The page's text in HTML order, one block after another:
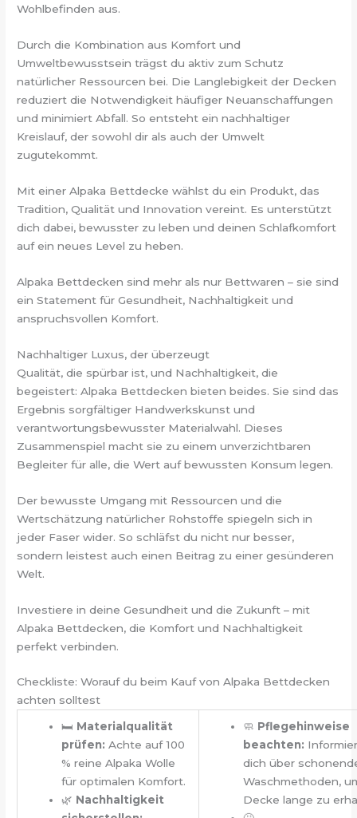
Wohlbefinden aus.
Durch die Kombination aus Komfort und
Umweltbewusstsein trägst du aktiv zum Schutz
natürlicher Ressourcen bei. Die Langlebigkeit der Decken
reduziert die Notwendigkeit häufiger Neuanschaffungen
und minimiert Abfall. So entsteht ein nachhaltiger
Kreislauf, der sowohl dir als auch der Umwelt
zugutekommt.
Mit einer Alpaka Bettdecke wählst du ein Produkt, das
Tradition, Qualität und Innovation vereint. Es unterstützt
dich dabei, bewusster zu leben und deinen Schlafkomfort
auf ein neues Level zu heben.
Alpaka Bettdecken sind mehr als nur Bettwaren – sie sind
ein Statement für Gesundheit, Nachhaltigkeit und
anspruchsvollen Komfort.
Nachhaltiger Luxus, der überzeugt
Qualität, die spürbar ist, und Nachhaltigkeit, die
begeistert: Alpaka Bettdecken bieten beides. Sie sind das
Ergebnis sorgfältiger Handwerkskunst und
verantwortungsbewusster Materialwahl. Dieses
Zusammenspiel macht sie zu einem unverzichtbaren
Begleiter für alle, die Wert auf bewussten Konsum legen.
Der bewusste Umgang mit Ressourcen und die
Wertschätzung natürlicher Rohstoffe spiegeln sich in
jeder Faser wider. So schläfst du nicht nur besser,
sondern leistest auch einen Beitrag zu einer gesünderen
Welt.
Investiere in deine Gesundheit und die Zukunft – mit
Alpaka Bettdecken, die Komfort und Nachhaltigkeit
perfekt verbinden.
Checkliste: Worauf du beim Kauf von Alpaka Bettdecken
achten solltest
🛏️ Materialqualität
prüfen: Achte auf 100
% reine Alpaka Wolle
für optimalen Komfort.
🌿 Nachhaltigkeit
🧼 Pflegehinweise
beachten:
dich über
Waschmethoden,
Decke lange zu